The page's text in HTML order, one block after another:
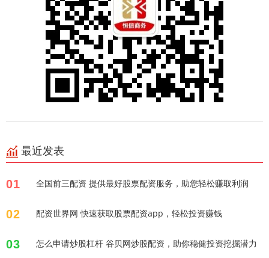
最近发表
01 全国前三配资 提供最好股票配资服务，助您轻松赚取利润
02 配资世界网 快速获取股票配资app，轻松投资赚钱
03 怎么申请炒股杠杆 谷贝网炒股配资，助你稳健投资挖掘潜力